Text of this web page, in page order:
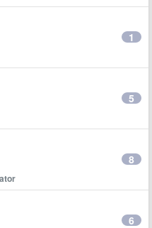
1
5
8
6